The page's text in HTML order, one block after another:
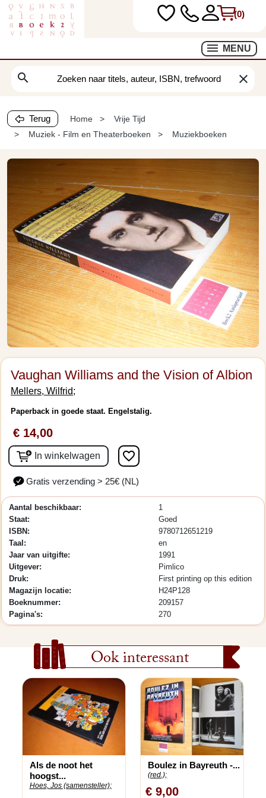
(0)
MENU
search clear
Terug Home
Vrije Tijd
Muziek - Film en Theaterboeken
Muziekboeken
Vaughan Williams and the Vision of Albion
Mellers, Wilfrid;
Paperback in goede staat. Engelstalig.
€ 14,00
In winkelwagen favorite_border
Gratis verzending > 25€ (NL)
Aantal beschikbaar:
1
Staat:
Goed
ISBN:
9780712651219
Taal:
en
Jaar van uitgifte:
1991
Uitgever:
Pimlico
Druk:
First printing op this edition
Magazijn locatie:
H24P128
Boeknummer:
209157
Pagina's:
270
Ook interessant
Als de noot het
hoogst...
Hoes, Jos (samensteller);
Boulez in Bayreuth -...
(red.);
€ 9,00